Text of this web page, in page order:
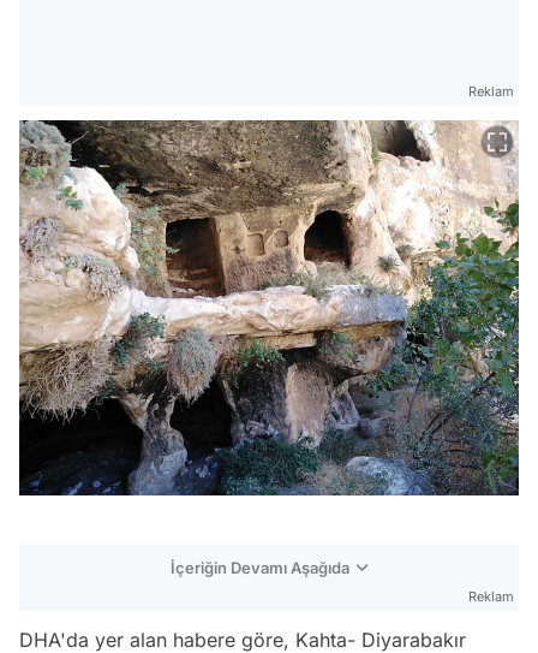
Reklam
İçeriğin Devamı Aşağıda
Reklam
DHA'da yer alan habere göre, Kahta- Diyarabakır